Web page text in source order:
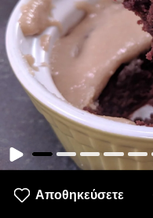
Αποθηκεύσετε